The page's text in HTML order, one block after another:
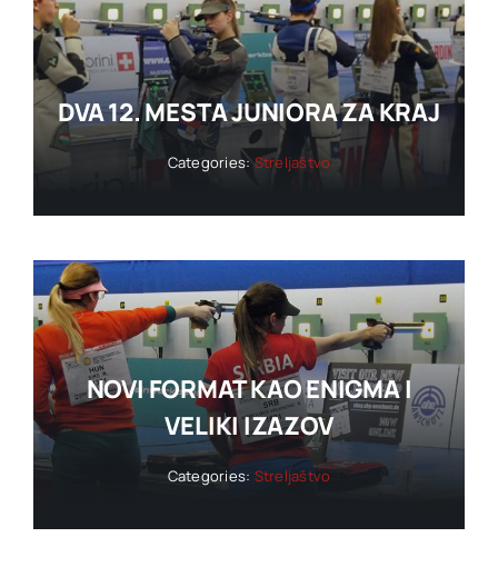
DVA 12. MESTA JUNIORA ZA KRAJ
Categories: Streljaštvo
NOVI FORMAT KAO ENIGMA I
VELIKI IZAZOV
Categories: Streljaštvo